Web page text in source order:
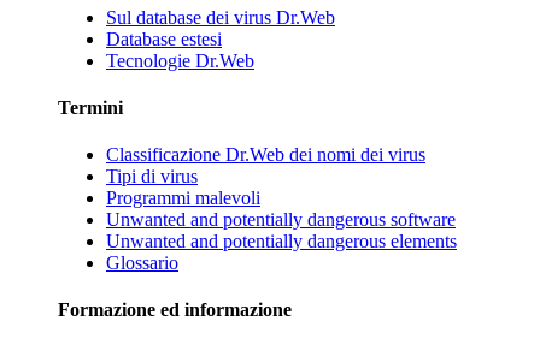
Sul database dei virus Dr.Web
Database estesi
Tecnologie Dr.Web
Termini
Classificazione Dr.Web dei nomi dei virus
Tipi di virus
Programmi malevoli
Unwanted and potentially dangerous software
Unwanted and potentially dangerous elements
Glossario
Formazione ed informazione